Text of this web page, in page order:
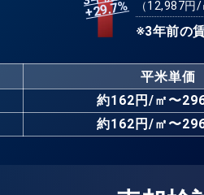
+29.7% （12,987円/
※3年前の
平米単価
約162円/㎡〜
約162円/㎡〜